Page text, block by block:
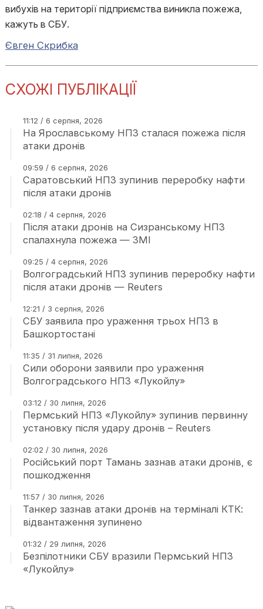
вибухів на території підприємства виникла пожежа,
кажуть в СБУ.
Євген Скрибка
СХОЖІ ПУБЛІКАЦІЇ
11:12 / 6 серпня, 2026
На Ярославському НПЗ сталася пожежа після
атаки дронів
09:59 / 6 серпня, 2026
Саратовський НПЗ зупинив переробку нафти
після атаки дронів
02:18 / 4 серпня, 2026
Після атаки дронів на Сизранському НПЗ
спалахнула пожежа — ЗМІ
09:25 / 4 серпня, 2026
Волгоградський НПЗ зупинив переробку нафти
після атаки дронів — Reuters
12:21 / 3 серпня, 2026
СБУ заявила про ураження трьох НПЗ в
Башкортостані
11:35 / 31 липня, 2026
Сили оборони заявили про ураження
Волгоградського НПЗ «Лукойлу»
03:12 / 30 липня, 2026
Пермський НПЗ «Лукойлу» зупинив первинну
установку після удару дронів – Reuters
02:02 / 30 липня, 2026
Російський порт Тамань зазнав атаки дронів, є
пошкодження
11:57 / 30 липня, 2026
Танкер зазнав атаки дронів на терміналі КТК:
відвантаження зупинено
01:32 / 29 липня, 2026
Безпілотники СБУ вразили Пермський НПЗ
«Лукойлу»